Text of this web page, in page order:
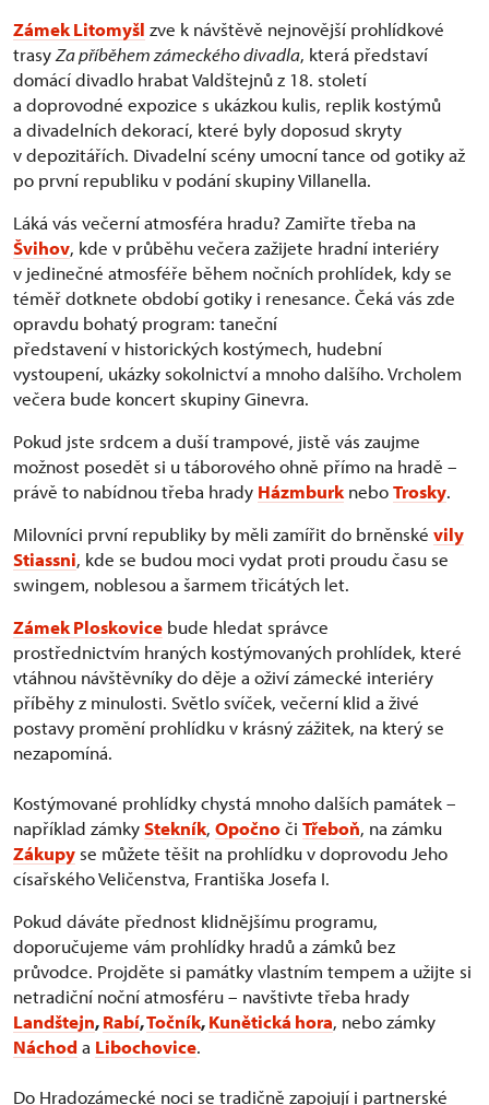
Zámek Litomyšl zve k návštěvě nejnovější prohlídkové
trasyZa příběhem zámeckého divadla, která představí
domácí divadlo hrabat Valdštejnů z 18. století
a doprovodné expozice s ukázkou kulis, replik kostýmů
a divadelních dekorací, které byly doposud skryty
v depozitářích. Divadelní scény umocní tance od gotiky až
po první republiku v podání skupiny Villanella.
Láká vás večerní atmosféra hradu? Zamiřte třeba na
Švihov, kde v průběhu večera zažijete hradní interiéry
v jedinečné atmosféře během nočních prohlídek, kdy se
téměř dotknete období gotiky i renesance. Čeká vás zde
opravdu bohatý program: taneční
představení v historických kostýmech, hudební
vystoupení, ukázky sokolnictví a mnoho dalšího. Vrcholem
večera bude koncert skupiny Ginevra.
Pokud jste srdcem a duší trampové, jistě vás zaujme
možnost posedět si u táborového ohně přímo na hradě –
právě to nabídnou třeba hrady Házmburk neboTrosky.
Milovníci první republiky by měli zamířit do brněnské vily
Stiassni, kde se budou moci vydat proti proudu času se
swingem, noblesou a šarmem třicátých let.
Zámek Ploskovice bude hledat správce
prostřednictvím hraných kostýmovaných prohlídek, které
vtáhnou návštěvníky do děje a oživí zámecké interiéry
příběhy z minulosti. Světlo svíček, večerní klid a živé
postavy promění prohlídku v krásný zážitek, na který se
nezapomíná.
Kostýmované prohlídky chystá mnoho dalších památek –
například zámkyStekník, Opočnoči Třeboň, na zámku
Zákupy se můžete těšit na prohlídku v doprovodu Jeho
císařského Veličenstva, Františka Josefa I.
Pokud dáváte přednost klidnějšímu programu,
doporučujeme vám prohlídky hradů a zámků bez
průvodce. Projděte si památky vlastním tempem a užijte si
netradiční noční atmosféru – navštivte třeba hrady
Landštejn,Rabí,Točník,Kunětická hora, nebo zámky
Náchoda Libochovice.
Do Hradozámecké noci se tradičně zapojují i partnerské